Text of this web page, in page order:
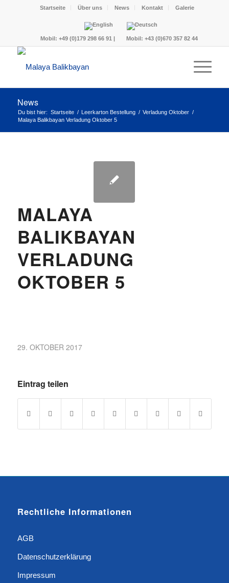
Startseite Über uns News Kontakt Galerie
Mobil:+49 (0)179 298 66 91 | Mobil:+43 (0)670 357 82 44
News
Du bist hier: Startseite / Leerkarton Bestellung / Verladung Oktober /
Malaya Balikbayan Verladung Oktober 5
MALAYA
BALIKBAYAN
VERLADUNG
OKTOBER 5
29. OKTOBER 2017
Eintrag teilen
Rechtliche Informationen
AGB
Datenschutzerklärung
Impressum